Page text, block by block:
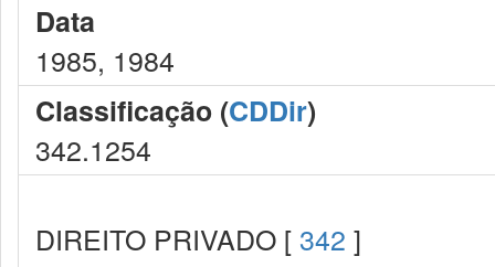
Data
1985, 1984
Classificação (CDDir)
342.1254
DIREITO PRIVADO [ 342 ]